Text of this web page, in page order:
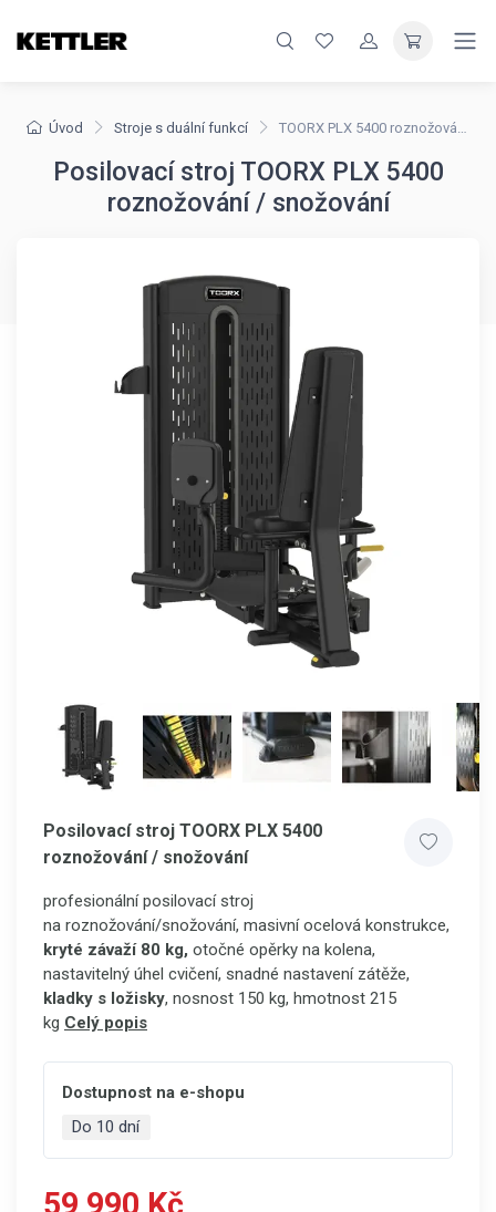
Úvod Stroje s duální funkcí TOORX PLX 5400 roznožování / snožování
Posilovací stroj TOORX PLX 5400
roznožování / snožování
Posilovací stroj TOORX PLX 5400
roznožování / snožování
profesionální posilovací stroj
na roznožování/snožování, masivní ocelová konstrukce,
kryté závaží 80 kg, otočné opěrky na kolena,
nastavitelný úhel cvičení, snadné nastavení zátěže,
kladky s ložisky, nosnost 150 kg, hmotnost 215
kg Celý popis
Dostupnost na e-shopu
Do 10 dní
59 990 Kč